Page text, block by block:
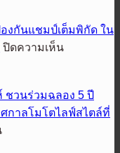
งกันแชมป์เต็มพิกัด ใน
ปิดความเห็นบน
ซู
บิชิ
ชวนร่วมฉลอง 5 ปี
ศกาลโมโตไลฟ์สไตล์ที่
บน